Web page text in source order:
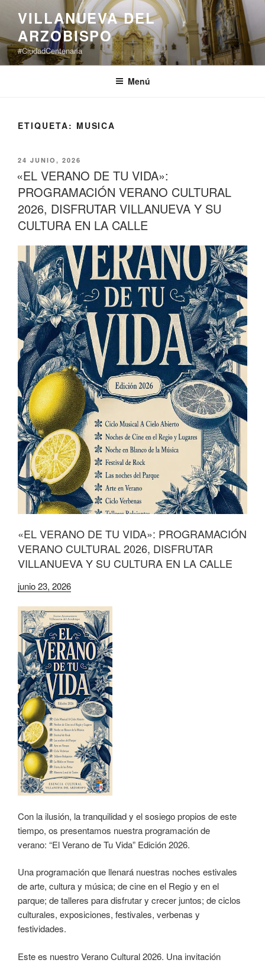
contenido
VILLANUEVA DEL
ARZOBISPO
#CiudadCentenaria
Menú
ETIQUETA: MUSICA
PUBLICADO
EL
24 JUNIO, 2026
«EL VERANO DE TU VIDA»:
PROGRAMACIÓN VERANO CULTURAL
2026, DISFRUTAR VILLANUEVA Y SU
CULTURA EN LA CALLE
«EL VERANO DE TU VIDA»: PROGRAMACIÓN
VERANO CULTURAL 2026, DISFRUTAR
VILLANUEVA Y SU CULTURA EN LA CALLE
junio 23, 2026
Con la ilusión, la tranquilidad y el sosiego propios de este
tiempo, os presentamos nuestra programación de
verano: “El Verano de Tu Vida” Edición 2026.
Una programación que llenará nuestras noches estivales
de arte, cultura y música; de cine en el Regio y en el
parque; de talleres para disfrutar y crecer juntos; de ciclos
culturales, exposiciones, festivales, verbenas y
festividades.
Este es nuestro Verano Cultural 2026. Una invitación